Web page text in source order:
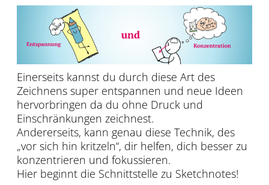
Einerseits kannst du durch diese Art des
Zeichnens super entspannen und neue Ideen
hervorbringen da du ohne Druck und
Einschränkungen zeichnest.
Andererseits, kann genau diese Technik, des
„vor sich hin kritzeln“, dir helfen, dich besser zu
konzentrieren und fokussieren.
Hier beginnt die Schnittstelle zu Sketchnotes!